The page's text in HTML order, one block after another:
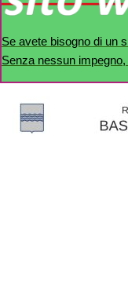
Se avete bisogno di un
Senza nessun